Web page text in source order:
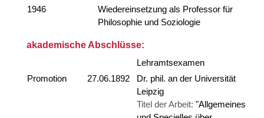
1946
Wiedereinsetzung als Professor für
Philosophie und Soziologie
akademische Abschlüsse:
Lehramtsexamen
Promotion
27.06.1892
Dr. phil. an der Universität
Leipzig
Titel der Arbeit: "Allgemeines